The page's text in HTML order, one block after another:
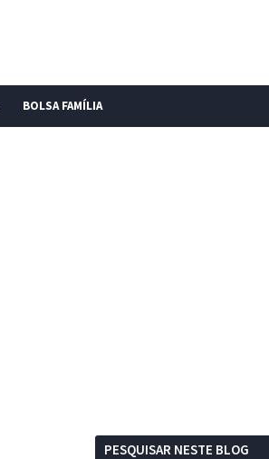
BOLSA FAMÍLIA
PESQUISAR NESTE BLOG